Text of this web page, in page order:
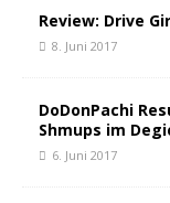
Review: Drive
8. Juni 2017
DoDonPachi
Shmups im
6. Juni 2017